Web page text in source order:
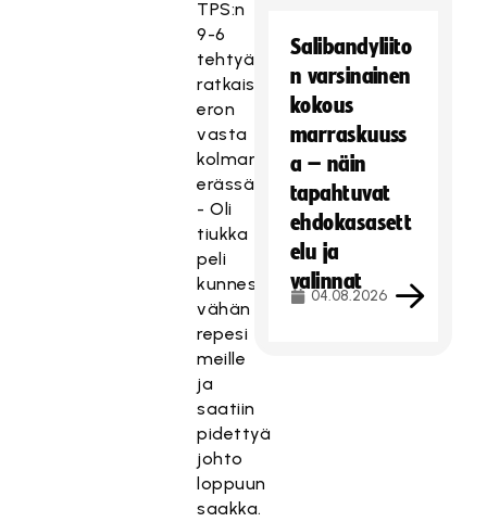
TPS:n
9-6
tehtyään
ratkaisevan
eron
vasta
kolmannessa
erässä.
- Oli
tiukka
peli
kunnes
vähän
repesi
meille
ja
saatiin
pidettyä
johto
loppuun
saakka.
Salibandyliito
n varsinainen
kokous
marraskuuss
a – näin
tapahtuvat
ehdokasasett
elu ja
valinnat
04.08.2026